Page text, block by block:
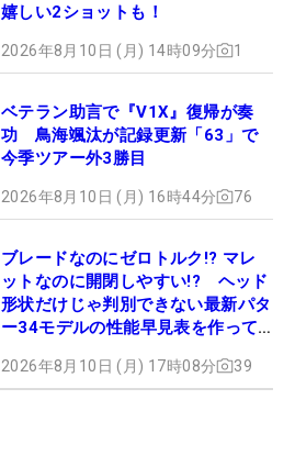
嬉しい2ショットも！
2026年8月10日 (月) 14時09分 1
ベテラン助言で『V1X』復帰が奏
功 鳥海颯汰が記録更新「63」で
今季ツアー外3勝目
2026年8月10日 (月) 16時44分 76
ブレードなのにゼロトルク!? マレ
ットなのに開閉しやすい!? ヘッド
形状だけじゃ判別できない最新パタ
ー34モデルの性能早見表を作って
2026年8月10日 (月) 17時08分 39